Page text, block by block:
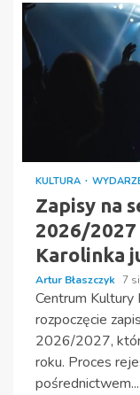
KULTURA
Zapisy na
2026/
Karolinka
Artur Błaszczyk 7
Centrum Kultury
rozpoczęcie
2026/2027,
roku. Proces
pośrednictwem...